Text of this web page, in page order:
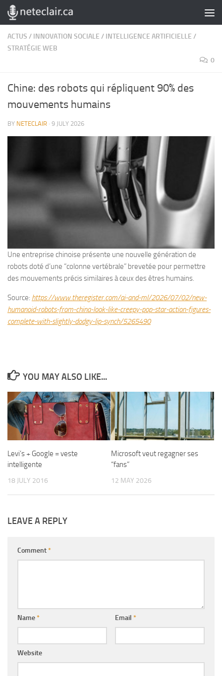
Skip to content
ACTUS / INNOVATION SOCIALE / INTELLIGENCE ARTIFICIELLE /
STRATÉGIE WEB
0
Chine: des robots qui répliquent 90% des
mouvements humains
BY NETECLAIR · 9 JULY 2026
Une entreprise chinoise présente une nouvelle génération de
robots doté d’une “colonne vertébrale” brevetée pour permettre
des mouvements précis similaires à ceux des êtres humains.
Source: https://www.theregister.com/ai-and-ml/2026/07/02/new-
humanoid-robots-from-china-look-like-creepy-pop-star-action-figures-
complete-with-slightly-dodgy-lip-synch/5265490
YOU MAY ALSO LIKE...
Levi’s + Google = veste
intelligente
18 JULY 2016
Microsoft veut regagner ses
“fans”
12 MAY 2026
LEAVE A REPLY
Comment*
Name* Email *
Website